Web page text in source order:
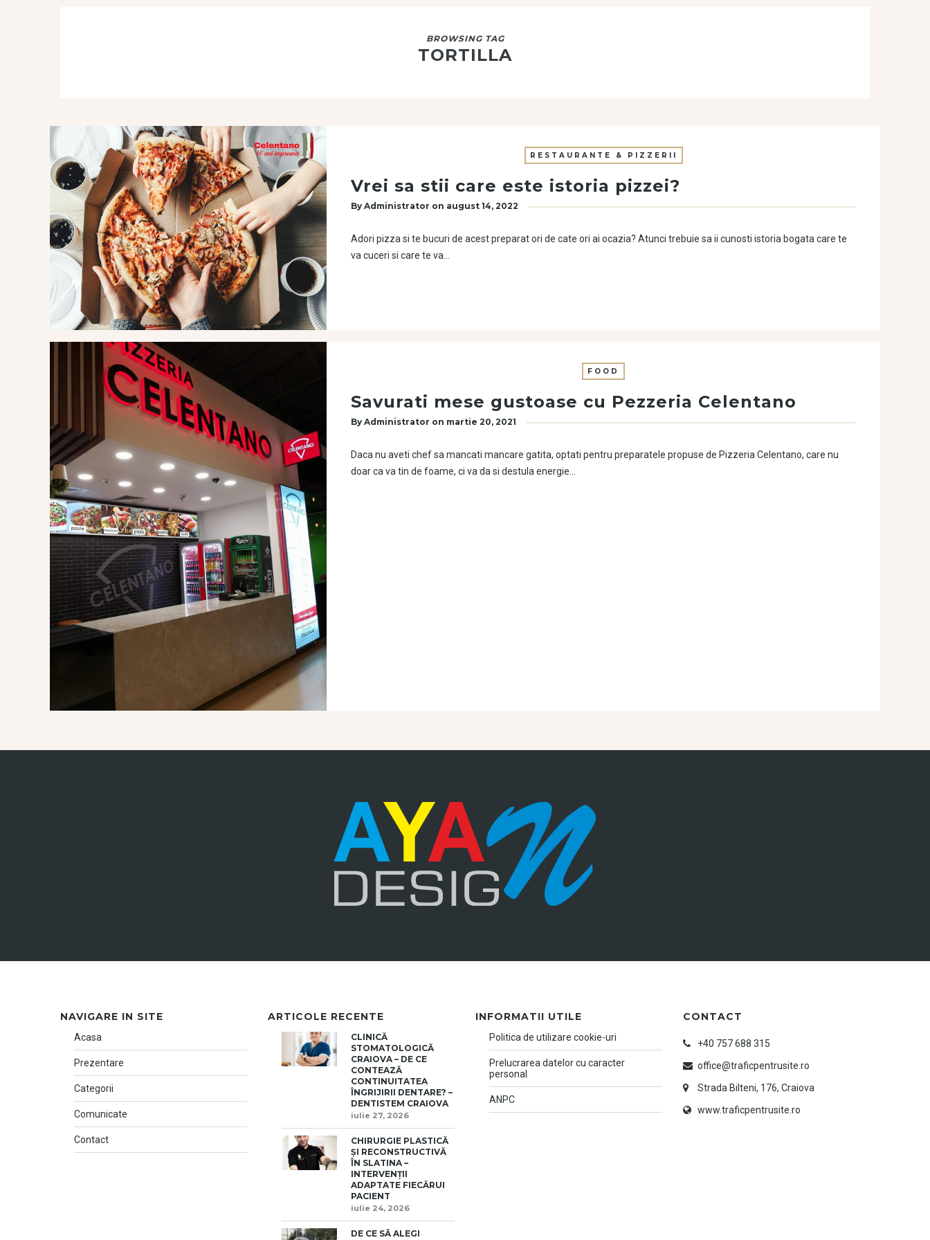
BROWSING TAG
TORTILLA
RESTAURANTE & PIZZERII
Vrei sa stii care este istoria pizzei?
By Administrator on august 14, 2022
Adori pizza si te bucuri de acest preparat ori de cate ori ai ocazia? Atunci trebuie sa ii cunosti istoria bogata care te
va cuceri si care te va…
FOOD
Savurati mese gustoase cu Pezzeria Celentano
By Administrator on martie 20, 2021
Daca nu aveti chef sa mancati mancare gatita, optati pentru preparatele propuse de Pizzeria Celentano, care nu
doar ca va tin de foame, ci va da si destula energie…
NAVIGARE IN SITE
Acasa
Prezentare
Categorii
Comunicate
Contact
ARTICOLE RECENTE
CLINICĂ
STOMATOLOGICĂ
CRAIOVA – DE CE
CONTEAZĂ
CONTINUITATEA
ÎNGRIJIRII DENTARE? –
DENTISTEM CRAIOVA
iulie 27, 2026
CHIRURGIE PLASTICĂ
ȘI RECONSTRUCTIVĂ
ÎN SLATINA –
INTERVENȚII
ADAPTATE FIECĂRUI
PACIENT
iulie 24, 2026
DE CE SĂ ALEGI
INFORMATII UTILE
Politica de utilizare cookie-uri
Prelucrarea datelor cu caracter
personal
ANPC
CONTACT
+40 757 688 315
office@traficpentrusite.ro
Strada Bilteni, 176, Craiova
www.traficpentrusite.ro